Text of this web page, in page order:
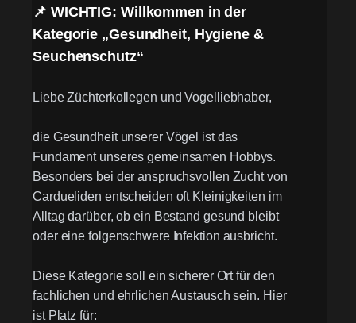
📌 WICHTIG: Willkommen in der
Kategorie „Gesundheit, Hygiene &
Seuchenschutz“
Liebe Züchterkollegen und Vogelliebhaber,
die Gesundheit unserer Vögel ist das
Fundament unseres gemeinsamen Hobbys.
Besonders bei der anspruchsvollen Zucht von
Cardueliden entscheiden oft Kleinigkeiten im
Alltag darüber, ob ein Bestand gesund bleibt
oder eine folgenschwere Infektion ausbricht.
Diese Kategorie soll ein sicherer Ort für den
fachlichen und ehrlichen Austausch sein. Hier
ist Platz für: